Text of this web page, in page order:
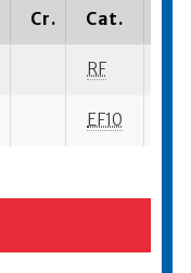
Cr. Cat.
RF
EF10